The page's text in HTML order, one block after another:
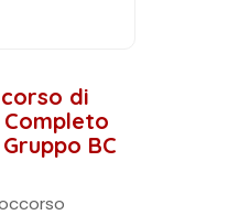
di
BC